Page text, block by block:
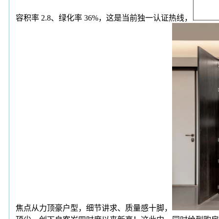
容积率 2.8、绿化率 36%，这是当前独一认证热线，
焦点从力顶豪户型，细节讲求、质量感十脚，